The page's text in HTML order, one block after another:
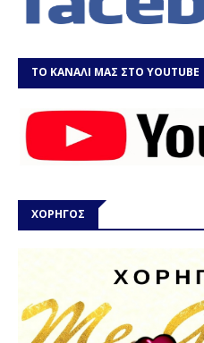
ΤΟ ΚΑΝΑΛΙ ΜΑΣ ΣΤΟ YOUTUBE
ΧΟΡΗΓΟΣ